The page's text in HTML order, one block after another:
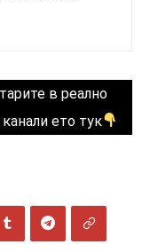
в реално
ето тук